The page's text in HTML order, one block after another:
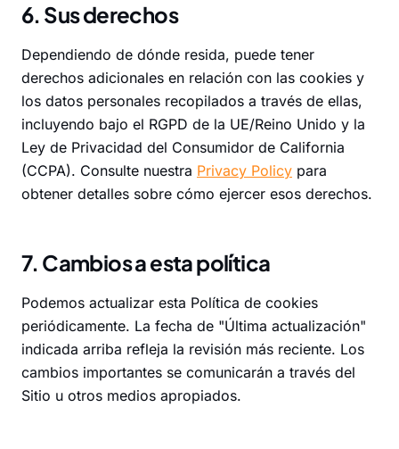
6. Sus derechos
Dependiendo de dónde resida, puede tener
derechos adicionales en relación con las cookies y
los datos personales recopilados a través de ellas,
incluyendo bajo el RGPD de la UE/Reino Unido y la
Ley de Privacidad del Consumidor de California
(CCPA). Consulte nuestra Privacy Policy para
obtener detalles sobre cómo ejercer esos derechos.
7. Cambios a esta política
Podemos actualizar esta Política de cookies
periódicamente. La fecha de "Última actualización"
indicada arriba refleja la revisión más reciente. Los
cambios importantes se comunicarán a través del
Sitio u otros medios apropiados.